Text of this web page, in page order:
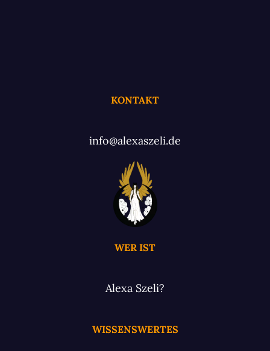
KONTAKT
info@alexaszeli.de
WER IST
Alexa Szeli?
WISSENSWERTES